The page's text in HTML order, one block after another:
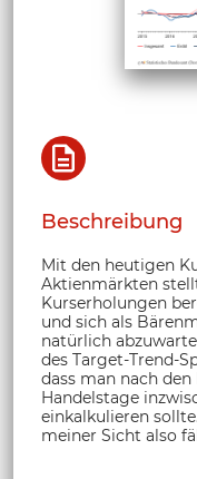
Beschreibung
Mit den heutigen
Aktienmärkten
Kurserholungen
und sich als
natürlich
des Target-Trend-
dass man nach
Handelstage
einkalkulieren
meiner Sicht also